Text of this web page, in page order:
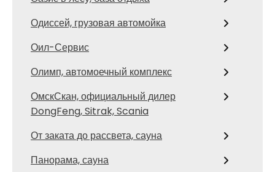
Одиссей, грузовая автомойка
Оил-Сервис
Олимп, автомоечный комплекс
ОмскСкан, официальный дилер
DongFeng, Sitrak, Scania
От заката до рассвета, сауна
Панорама, сауна